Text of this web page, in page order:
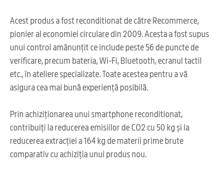
Acest produs a fost reconditionat de către Recommerce,
pionier al economiei circulare din 2009. Acesta a fost supus
unui control amănunțit ce include peste 56 de puncte de
verificare, precum bateria, Wi-Fi, Bluetooth, ecranul tactil
etc., în ateliere specializate. Toate acestea pentru a vă
asigura cea mai bună experiență posibilă.
Prin achiziționarea unui smartphone reconditionat,
contribuiți la reducerea emisiilor de CO2 cu 50 kg și la
reducerea extracției a 164 kg de materii prime brute
comparativ cu achiziția unui produs nou.